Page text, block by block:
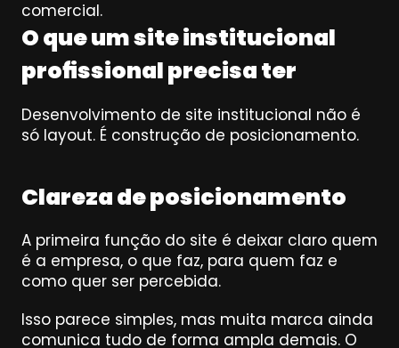
comercial.
O que um site institucional
profissional precisa ter
Desenvolvimento de site institucional não é
só layout. É construção de posicionamento.
Clareza de posicionamento
A primeira função do site é deixar claro quem
é a empresa, o que faz, para quem faz e
como quer ser percebida.
Isso parece simples, mas muita marca ainda
comunica tudo de forma ampla demais. O